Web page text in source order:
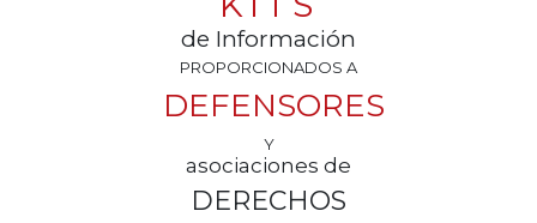
de Información
PROPORCIONADOS A
DEFENSORES
Y
asociaciones de
DERECHOS